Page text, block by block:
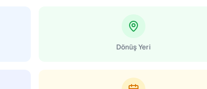
Dönüş Yeri